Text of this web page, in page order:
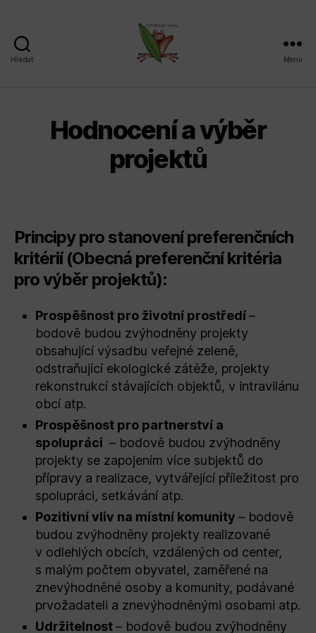
Hledat Menu
Hodnocení a výběr
projektů
Principy pro stanovení preferenčních
kritérií (Obecná preferenční kritéria
pro výběr projektů):
Prospěšnost pro životní prostředí–
bodově budou zvýhodněny projekty
obsahující výsadbu veřejné zeleně,
odstraňující ekologické zátěže, projekty
rekonstrukcí stávajících objektů, v intravilánu
obcí atp.
Prospěšnost pro partnerství a
spolupráci – bodově budou zvýhodněny
projekty se zapojením více subjektů do
přípravy a realizace, vytvářející příležitost pro
spolupráci, setkávání atp.
Pozitivní vliv na místní komunity – bodově
budou zvýhodněny projekty realizované
v odlehlých obcích, vzdálených od center,
s malým počtem obyvatel, zaměřené na
znevýhodněné osoby a komunity, podávané
prvožadateli a znevýhodněnými osobami atp.
Udržitelnost– bodově budou zvýhodněny